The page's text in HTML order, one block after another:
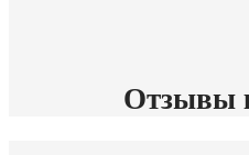
Отзывы